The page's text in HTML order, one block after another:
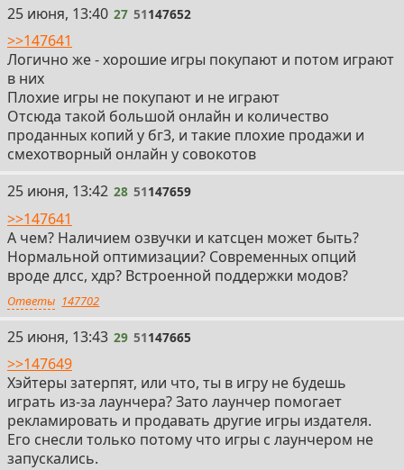
27
25 июня, 13:40 27 51147652
>>147641
Логично же - хорошие игры покупают и потом играют
в них
Плохие игры не покупают и не играют
Отсюда такой большой онлайн и количество
проданных копий у бг3, и такие плохие продажи и
смехотворный онлайн у совокотов
28
25 июня, 13:42 28 51147659
>>147641
А чем? Наличием озвучки и катсцен может быть?
Нормальной оптимизации? Современных опций
вроде длсс, хдр? Встроенной поддержки модов?
Ответы 147702
29
25 июня, 13:43 29 51147665
>>147649
Хэйтеры затерпят, или что, ты в игру не будешь
играть из-за лаунчера? Зато лаунчер помогает
рекламировать и продавать другие игры издателя.
Его снесли только потому что игры с лаунчером не
запускались.